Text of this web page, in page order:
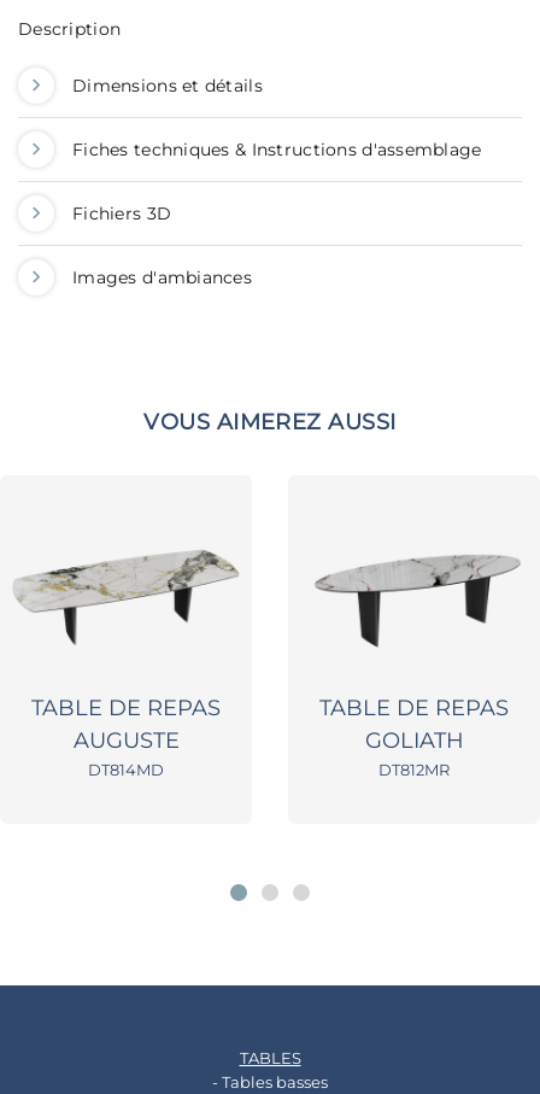
Description
Dimensions et détails
Fiches techniques & Instructions d'assemblage
Fichiers 3D
Images d'ambiances
VOUS AIMEREZ AUSSI
TABLE DE REPAS
AUGUSTE
DT814MD
TABLE DE REPAS
GOLIATH
DT812MR
TABLES
- Tables basses